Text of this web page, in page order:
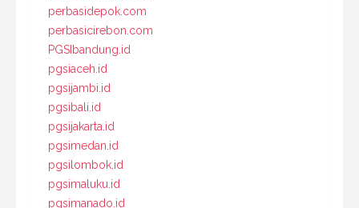
perbasidepok.com
perbasicirebon.com
PGSIbandung.id
pgsiaceh.id
pgsijambi.id
pgsibali.id
pgsijakarta.id
pgsimedan.id
pgsilombok.id
pgsimaluku.id
pgsimanado.id